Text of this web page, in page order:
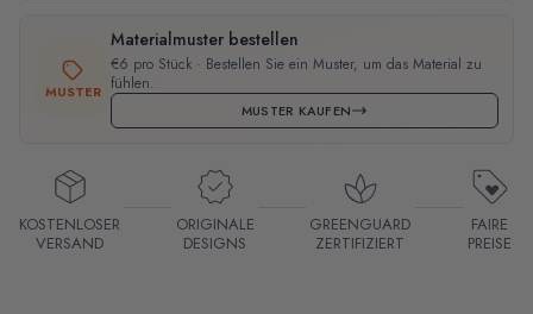
MUSTER
Materialmuster bestellen
€6 pro Stück · Bestellen Sie ein Muster, um das Material zu
fühlen.
MUSTER KAUFEN
KOSTENLOSER
VERSAND
ORIGINALE
DESIGNS
GREENGUARD
ZERTIFIZIERT
FAIRE
PREISE